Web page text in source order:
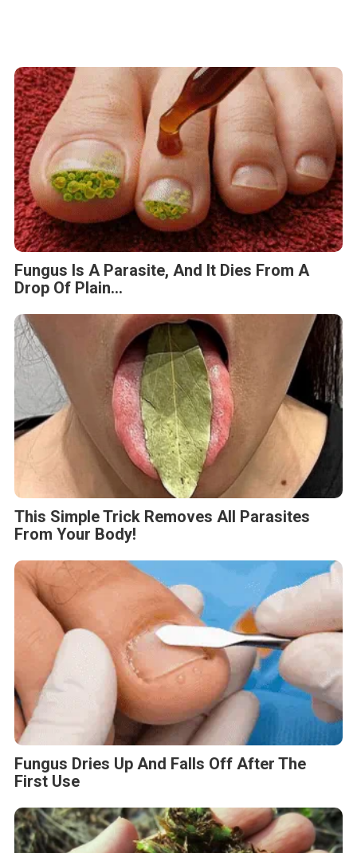
Fungus Is A Parasite, And It Dies From A
Drop Of Plain...
This Simple Trick Removes All Parasites
From Your Body!
Fungus Dries Up And Falls Off After The
First Use